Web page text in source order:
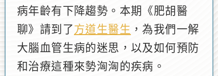
病年齡有下降趨勢。本期《肥胡醫
聊》請到了方道生醫生 ，為我們一解
大腦血管生病的迷思，以及如何預防
和治療這種來勢洶洶的疾病。